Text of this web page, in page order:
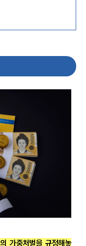
가중처벌을 규정해놓